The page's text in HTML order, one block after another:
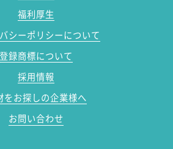
福利厚生
シーポリシーについて
登録商標について
採用情報
をお探しの企業様へ
お問い合わせ